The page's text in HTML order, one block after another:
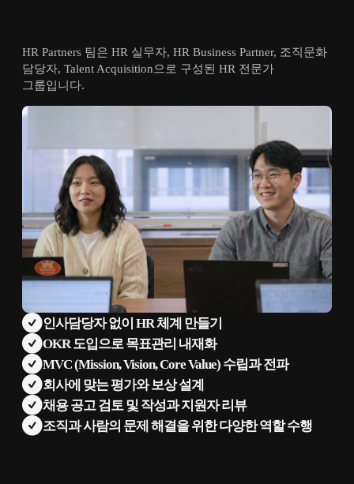
HR Partners 팀은 HR 실무자, HR Business Partner, 조직문화
담당자, Talent Acquisition으로 구성된 HR 전문가
그룹입니다.
인사담당자 없이 HR 체계 만들기
OKR 도입으로 목표관리 내재화
MVC (Mission, Vision, Core Value) 수립과 전파
회사에 맞는 평가와 보상 설계
채용 공고 검토 및 작성과 지원자 리뷰
조직과 사람의 문제 해결을 위한 다양한 역할 수행